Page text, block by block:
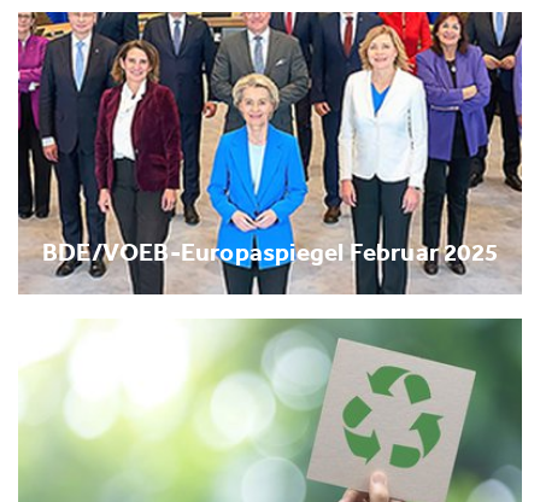
BDE/VOEB-Europaspiegel Februar 2025